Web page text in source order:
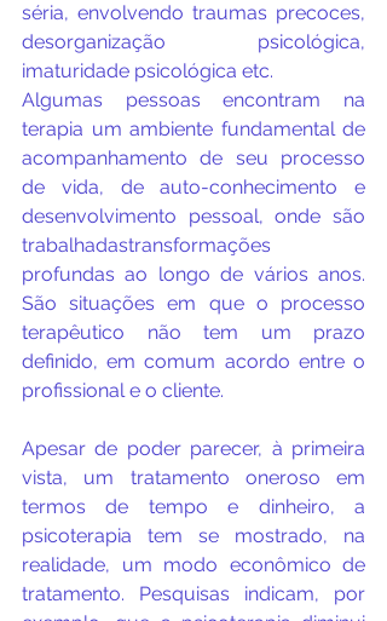
séria, envolvendo traumas precoces,
desorganização psicológica,
imaturidade psicológica etc.
Algumas pessoas encontram na
terapia um ambiente fundamental de
acompanhamento de seu processo
de vida, de auto-conhecimento e
desenvolvimento pessoal, onde são
trabalhadastransformações
profundas ao longo de vários anos.
São situações em que o processo
terapêutico não tem um prazo
definido, em comum acordo entre o
profissional e o cliente.
Apesar de poder parecer, à primeira
vista, um tratamento oneroso em
termos de tempo e dinheiro, a
psicoterapia tem se mostrado, na
realidade, um modo econômico de
tratamento. Pesquisas indicam, por